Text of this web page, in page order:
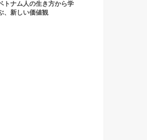
トナム人の生き方から学
、新しい価値観